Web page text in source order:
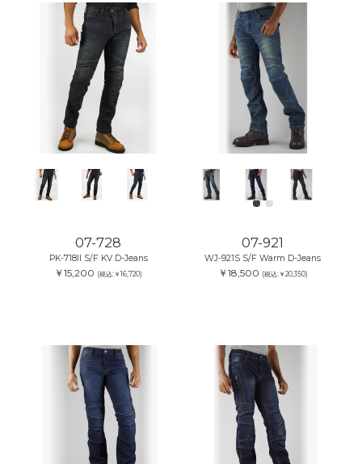
07-728
PK-718II S/F KV D-Jeans
￥15,200 (税込:￥16,720)
07-921
WJ-921S S/F Warm D-Jeans
￥18,500 (税込:￥20,350)